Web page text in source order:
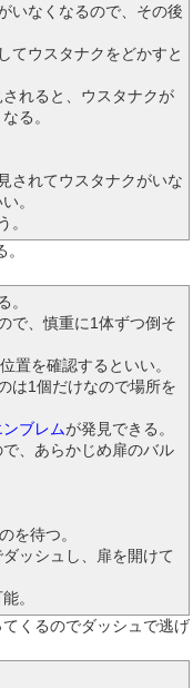
いなくなるので、その後
てウスタナクをどかすと
れると、ウスタナクが
る。
されてウスタナクがいな
。
。
。
で、慎重に1体ずつ倒そ
置を確認するといい。
は1個だけなので場所を
ブレムが発見できる。
、あらかじめ扉のバル
を待つ。
ッシュし、扉を開けて
。
くるのでダッシュで逃げ